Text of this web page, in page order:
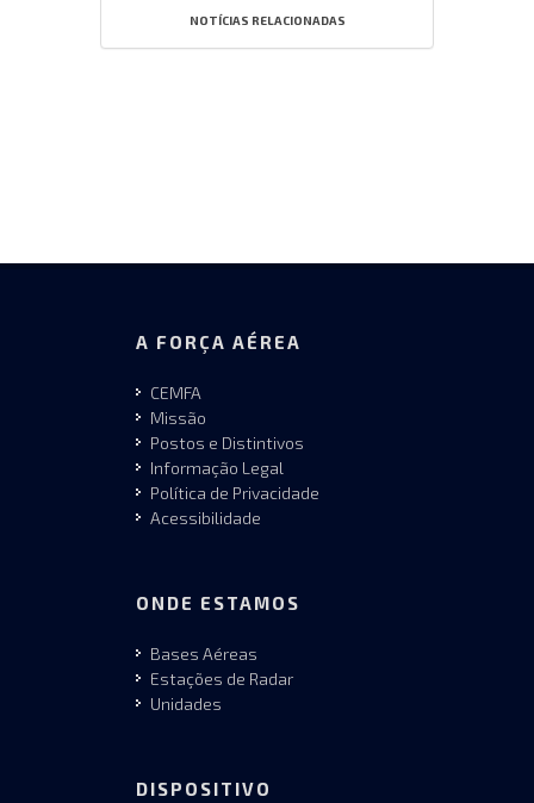
NOTÍCIAS RELACIONADAS
A FORÇA AÉREA
CEMFA
Missão
Postos e Distintivos
Informação Legal
Política de Privacidade
Acessibilidade
ONDE ESTAMOS
Bases Aéreas
Estações de Radar
Unidades
DISPOSITIVO